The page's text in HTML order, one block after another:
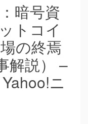
暗号資
トコイ
の終焉
解説） –
ニ